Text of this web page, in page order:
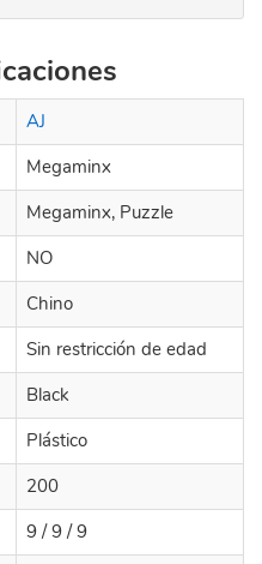
AJ
Megaminx
Megaminx, Puzzle
NO
Chino
Sin restricción de edad
Black
Plástico
200
9 / 9 / 9